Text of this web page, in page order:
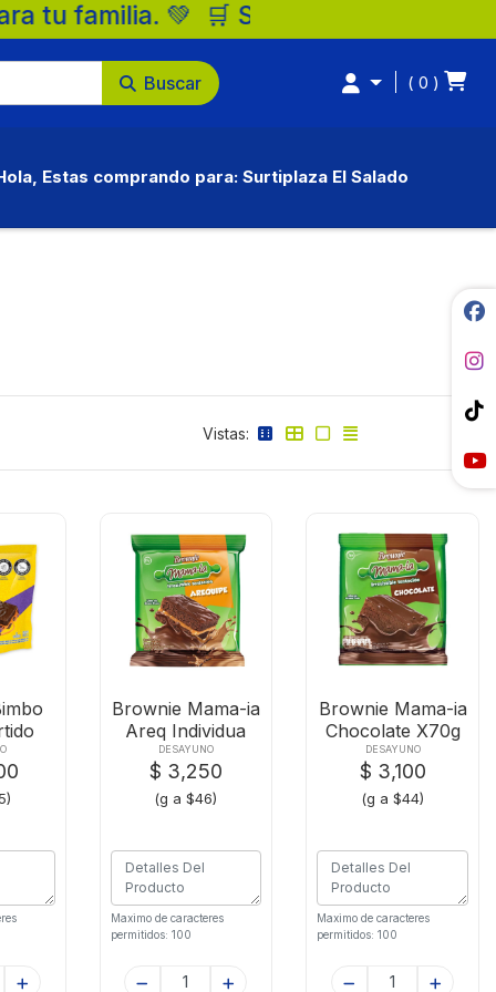
Supermercados Surtiplaza, la mejor
Buscar 0
Estas comprando para: Surtiplaza El Salado
Vistas:
Brownie Mama-ia
Areq Individua
X70g
DESAYUNO
$ 3,250
(g a $46)
Maximo de caracteres
permitidos: 100
Brownie Mama-ia
Chocolate X70g
DESAYUNO
$ 3,100
(g a $44)
Maximo de caracteres
permitidos: 100